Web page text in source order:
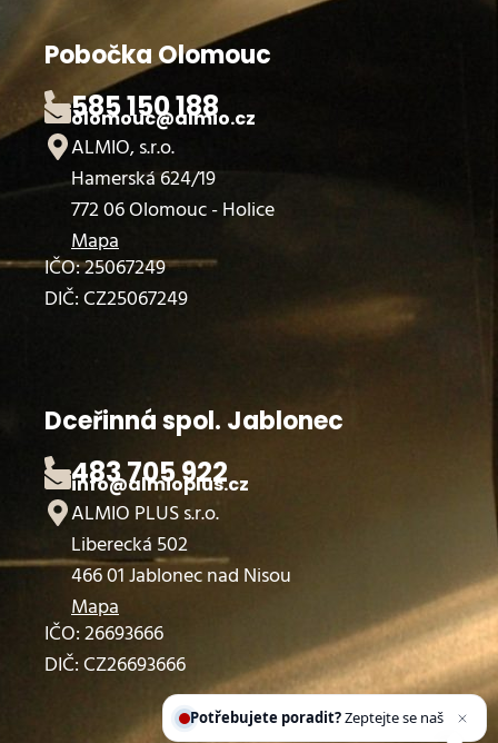
Pobočka Olomouc
585 150 188
olomouc@almio.cz
ALMIO, s.r.o.
Hamerská 624/19
772 06 Olomouc - Holice
Mapa
IČO: 25067249
DIČ: CZ25067249
Dceřinná spol. Jablonec
483 705 922
info@almioplus.cz
ALMIO PLUS s.r.o.
Liberecká 502
466 01 Jablonec nad Nisou
Mapa
IČO: 26693666
DIČ: CZ26693666
Potřebujete poradit?Zeptejte se našeho
asistentaChettyho.